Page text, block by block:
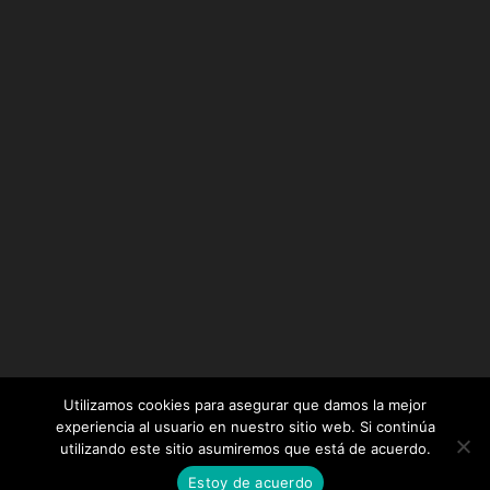
Diseñado por Elegant Themes| Desarrollado por
WordPress
Utilizamos cookies para asegurar que damos la mejor
experiencia al usuario en nuestro sitio web. Si continúa
utilizando este sitio asumiremos que está de acuerdo.
Estoy de acuerdo